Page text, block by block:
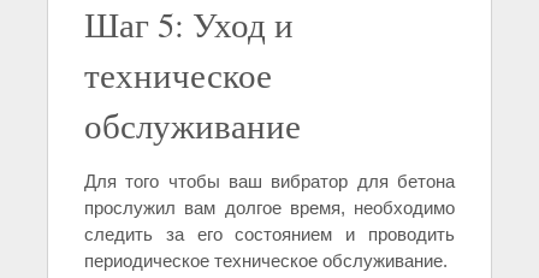
Шаг 5: Уход и
техническое
обслуживание
Для того чтобы ваш вибратор для бетона
прослужил вам долгое время, необходимо
следить за его состоянием и проводить
периодическое техническое обслуживание.